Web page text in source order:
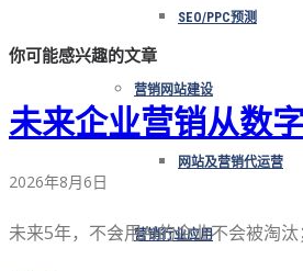
SEO/PPC预测
营销网站建设
网站及营销代运营
营销行业应用
你可能感兴趣的文章
未来企业营销从数
2026年8月6日
未来5年，不会用AI的企业不会被淘